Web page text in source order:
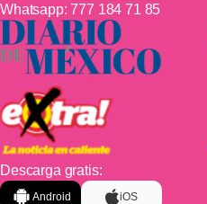
Whatsapp:777 184 71 85
Descarga gratis:
Android iOS